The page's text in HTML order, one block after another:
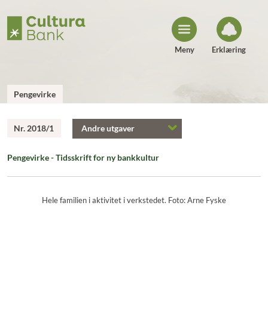
o
Meny Erklæring
Pengevirke
Nr. 2018/1 Andre utgaver
Pengevirke - Tidsskrift for ny bankkultur
Hele familien i aktivitet i verkstedet. Foto: Arne Fyske